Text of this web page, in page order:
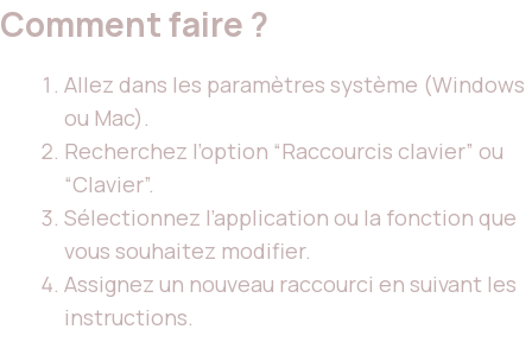
Comment faire ?
Allez dans les paramètres système (Windows
ou Mac).
Recherchez l’option “Raccourcis clavier” ou
“Clavier”.
Sélectionnez l’application ou la fonction que
vous souhaitez modifier.
Assignez un nouveau raccourci en suivant les
instructions.